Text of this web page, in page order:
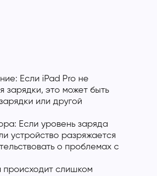
Если iPad Pro не
зарядки, это может быть
или другой
Если уровень заряда
устройство разряжается
о проблемах с
происходит слишком